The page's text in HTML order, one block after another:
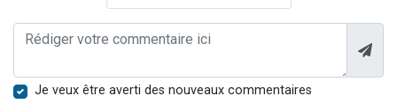
Je veux être averti des nouveaux commentaires